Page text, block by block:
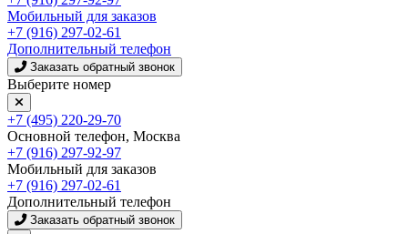
Мобильный для заказов
+7 (916) 297-02-61
Дополнительный телефон
Заказать обратный звонок
Выберите номер
+7 (495) 220-29-70
Основной телефон, Москва
+7 (916) 297-92-97
Мобильный для заказов
+7 (916) 297-02-61
Дополнительный телефон
Заказать обратный звонок